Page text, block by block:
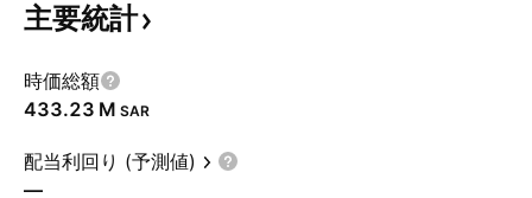
主要統計
時価総額
‪433.23 M‬ SAR
配当利回り (予測値)
—